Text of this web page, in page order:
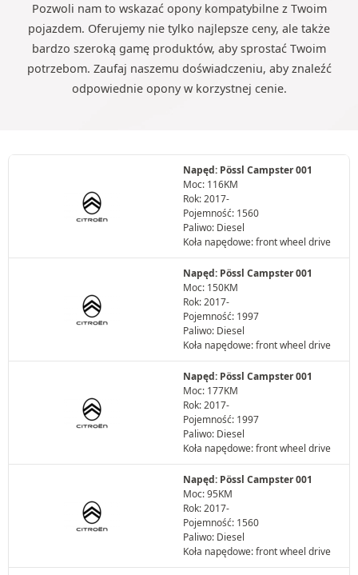
Pozwoli nam to wskazać opony kompatybilne z Twoim
pojazdem. Oferujemy nie tylko najlepsze ceny, ale także
bardzo szeroką gamę produktów, aby sprostać Twoim
potrzebom. Zaufaj naszemu doświadczeniu, aby znaleźć
odpowiednie opony w korzystnej cenie.
Napęd: Pössl Campster 001
Moc: 116KM
Rok: 2017-
Pojemność: 1560
Paliwo: Diesel
Koła napędowe: front wheel drive
Napęd: Pössl Campster 001
Moc: 150KM
Rok: 2017-
Pojemność: 1997
Paliwo: Diesel
Koła napędowe: front wheel drive
Napęd: Pössl Campster 001
Moc: 177KM
Rok: 2017-
Pojemność: 1997
Paliwo: Diesel
Koła napędowe: front wheel drive
Napęd: Pössl Campster 001
Moc: 95KM
Rok: 2017-
Pojemność: 1560
Paliwo: Diesel
Koła napędowe: front wheel drive